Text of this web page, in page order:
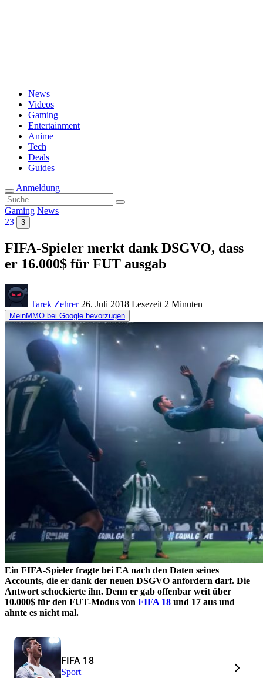
News
Videos
Gaming
Entertainment
Anime
Tech
Deals
Guides
Anmeldung
Suche
nach:
Gaming News
23
3
FIFA-Spieler merkt dank DSGVO, dass
er 16.000$ für FUT ausgab
Tarek Zehrer 26. Juli 2018 Lesezeit 2 Minuten
MeinMMO bei Google bevorzugen
Ein FIFA-Spieler fragte bei EA nach den Daten seines
Accounts, die er dank der neuen DSGVO anfordern darf. Die
Antwort schockierte ihn. Denn er gab offenbar weit über
10.000$ für den FUT-Modus von FIFA 18 und 17 aus und
ahnte es nicht mal.
FIFA 18
Sport